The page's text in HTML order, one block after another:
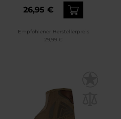
26,95 €
Empfohlener Herstellerpreis
29,99 €